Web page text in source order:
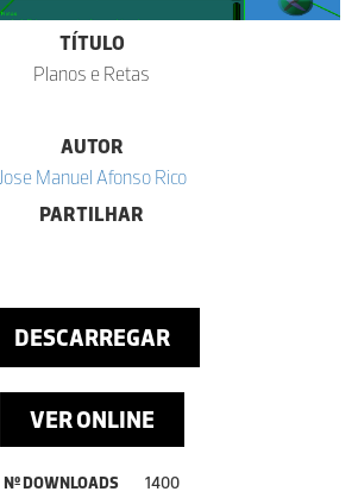
TÍTULO
Planos e Retas
AUTOR
Jose Manuel Afonso Rico
PARTILHAR
DESCARREGAR
VER ONLINE
Nº DOWNLOADS 1400